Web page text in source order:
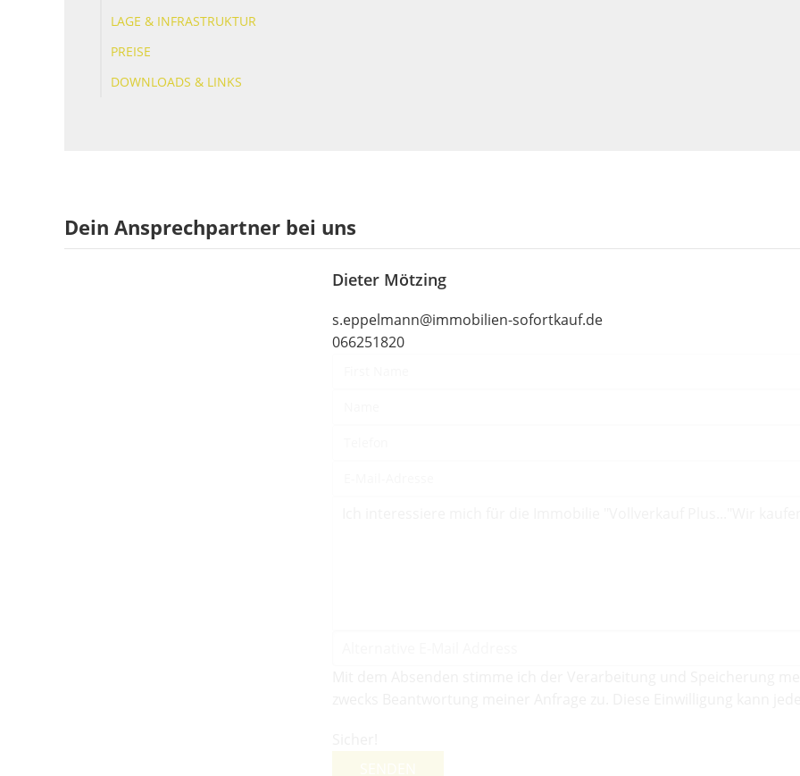
LAGE & INFRASTRUKTUR
PREISE
DOWNLOADS & LINKS
Dein Ansprechpartner bei uns
Dieter Mötzing
s.eppelmann@immobilien-sofortkauf.de
066251820